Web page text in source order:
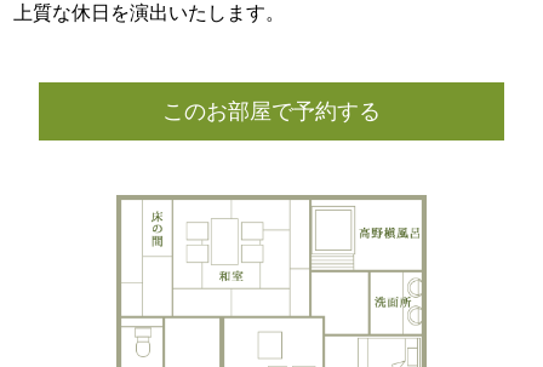
上質な休日を演出いたします。
このお部屋で予約する